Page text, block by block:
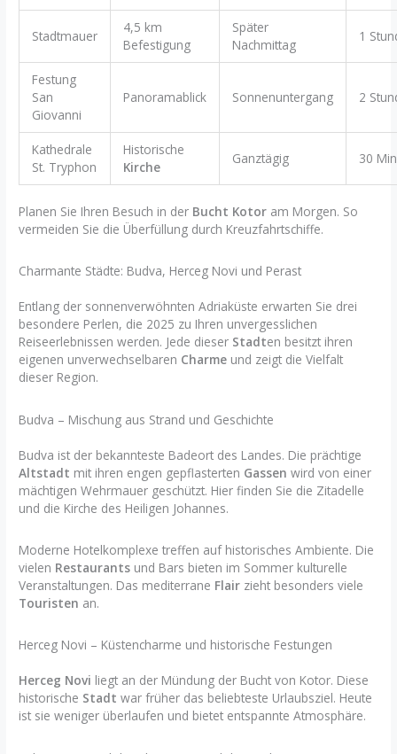
Stadtmauer
4,5 km
Befestigung
Später
Nachmittag
1
Festung
San
Giovanni
Panoramablick Sonnenuntergang 2
Kathedrale
St. Tryphon
Historische
Kirche
Ganztägig 30
Planen Sie Ihren Besuch in der Bucht Kotor am Morgen. So
vermeiden Sie die Überfüllung durch Kreuzfahrtschiffe.
Charmante Städte: Budva, Herceg Novi und Perast
Entlang der sonnenverwöhnten Adriaküste erwarten Sie drei
besondere Perlen, die 2025 zu Ihren unvergesslichen
Reiseerlebnissen werden. Jede dieser Stadten besitzt ihren
eigenen unverwechselbaren Charme und zeigt die Vielfalt
dieser Region.
Budva – Mischung aus Strand und Geschichte
Budva ist der bekannteste Badeort des Landes. Die prächtige
Altstadt mit ihren engen gepflasterten Gassen wird von einer
mächtigen Wehrmauer geschützt. Hier finden Sie die Zitadelle
und die Kirche des Heiligen Johannes.
Moderne Hotelkomplexe treffen auf historisches Ambiente. Die
vielen Restaurants und Bars bieten im Sommer kulturelle
Veranstaltungen. Das mediterrane Flair zieht besonders viele
Touristen an.
Herceg Novi – Küstencharme und historische Festungen
Herceg Novi liegt an der Mündung der Bucht von Kotor. Diese
historische Stadt war früher das beliebteste Urlaubsziel. Heute
ist sie weniger überlaufen und bietet entspannte Atmosphäre.